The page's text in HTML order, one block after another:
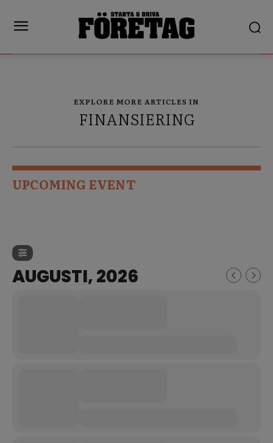
EXPLORE MORE ARTICLES IN
FINANSIERING
UPCOMING EVENT
AUGUSTI, 2026